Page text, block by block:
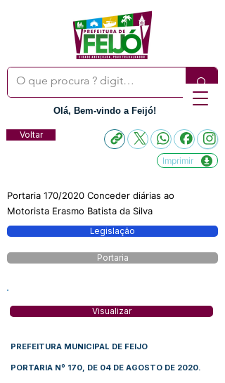
Olá, Bem-vindo a Feijó!
Voltar
Imprimir
Portaria 170/2020 Conceder diárias ao
Motorista Erasmo Batista da Silva
Legislação
Portaria
Visualizar
PREFEITURA MUNICIPAL DE FEIJO
PORTARIA Nº 170, DE 04 DE AGOSTO DE 2020.